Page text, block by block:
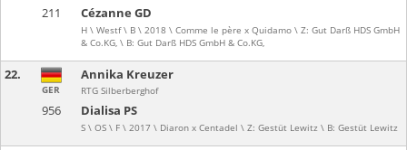
211 Cézanne GD
H \ Westf \ B \ 2018 \ Comme le père x Quidamo \ Z: Gut Darß HDS GmbH
& Co.KG, \ B: Gut Darß HDS GmbH & Co.KG,
22.
956 Dialisa PS
S \ OS \ F \ 2017 \ Diaron x Centadel \ Z: Gestüt Lewitz \ B: Gestüt Lewitz
GER
Annika Kreuzer
RTG Silberberghof